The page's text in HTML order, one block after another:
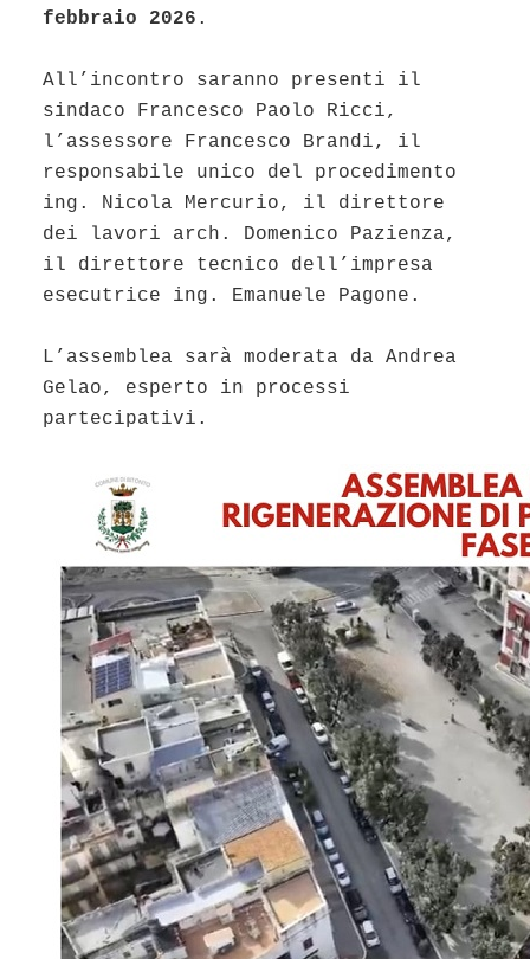
febbraio 2026 .
All’incontro saranno presenti il
sindaco Francesco Paolo Ricci,
l’assessore Francesco Brandi, il
responsabile unico del procedimento
ing. Nicola Mercurio, il direttore
dei lavori arch. Domenico Pazienza,
il direttore tecnico dell’impresa
esecutrice ing. Emanuele Pagone.
L’assemblea sarà moderata da Andrea
Gelao, esperto in processi
partecipativi.